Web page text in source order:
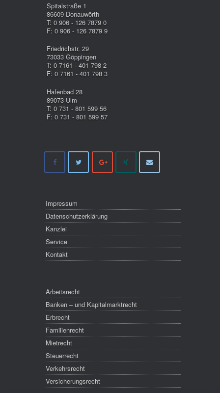
Spitalstraße 1
86609 Donauwörth
T: 0 906 - 126 7879 0
F: 0 906 - 126 7879 9
Friedrichstr. 29
73033 Göppingen
T: 0 7161 - 401 798 2
F: 0 7161 - 401 798 3
Hafenbad 28
89073 Ulm
T: 0 731 - 801 599 56
F: 0 731 - 801 599 57
Impressum
Datenschutzerklärung
Kanzlei
Service
Kontakt
Arbeitsrecht
Banken – und Kapitalmarktrecht
Erbrecht
Familienrecht
Mietrecht
Steuerrecht
Verkehrsrecht
Versicherungsrecht